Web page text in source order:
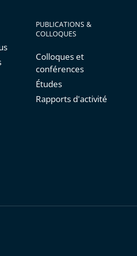
PUBLICATIONS &
COLLOQUES
Colloques et
conférences
Études
Rapports d'activité